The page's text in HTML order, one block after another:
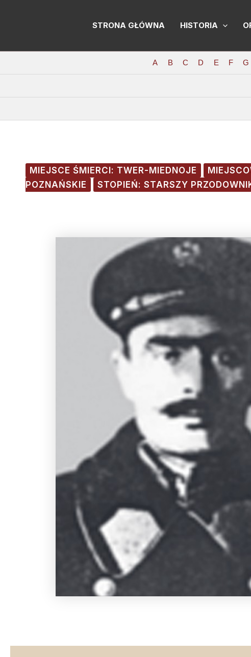
STRONA GŁÓWNA HISTORIA
A B C D E F G
MIEJSCE ŚMIERCI: TWER-MIEDNOJE
POZNAŃSKIE
STOPIEŃ: STARSZY